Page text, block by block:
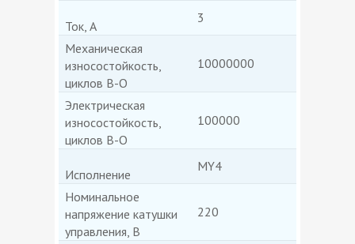
Ток, А
3
Механическая
износостойкость,
циклов В-О
10000000
Электрическая
износостойкость,
циклов В-О
100000
Исполнение
МY4
Номинальное
напряжение катушки
управления, В
220